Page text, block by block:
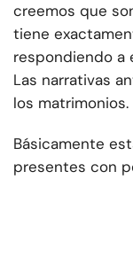
creemos que
tiene
respondiendo a
Las narrativas
los matrimonios.
Básicamente
presentes con